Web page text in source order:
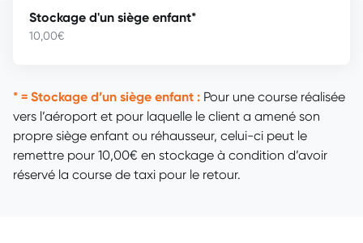
Stockage d'un siège enfant*
10,00€
* = Stockage d’un siège enfant : Pour une course réalisée
vers l’aéroport et pour laquelle le client a amené son
propre siège enfant ou réhausseur, celui-ci peut le
remettre pour 10,00€ en stockage à condition d’avoir
réservé la course de taxi pour le retour.